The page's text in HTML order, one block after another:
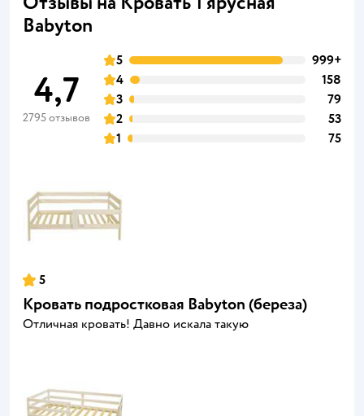
Babyton
4,7
2795 отзывов
5
999+
4
158
3
79
2
53
1
75
5
Кровать подростковая Babyton (береза)
Отличная кровать! Давно искала такую